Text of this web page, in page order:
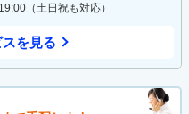
（土日祝も対応）
を見る